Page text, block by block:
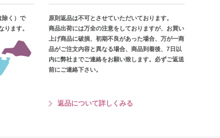
除く）で
ります。
原則返品は不可とさせていただいております。
商品出荷には万全の注意をしておりますが、お買い
上げ商品に破損、初期不良があった場合、万が一商
品がご注文内容と異なる場合、商品到着後、7日以
内に弊社までご連絡をお願い致します。必ずご返送
前にご連絡下さい。
返品について詳しくみる